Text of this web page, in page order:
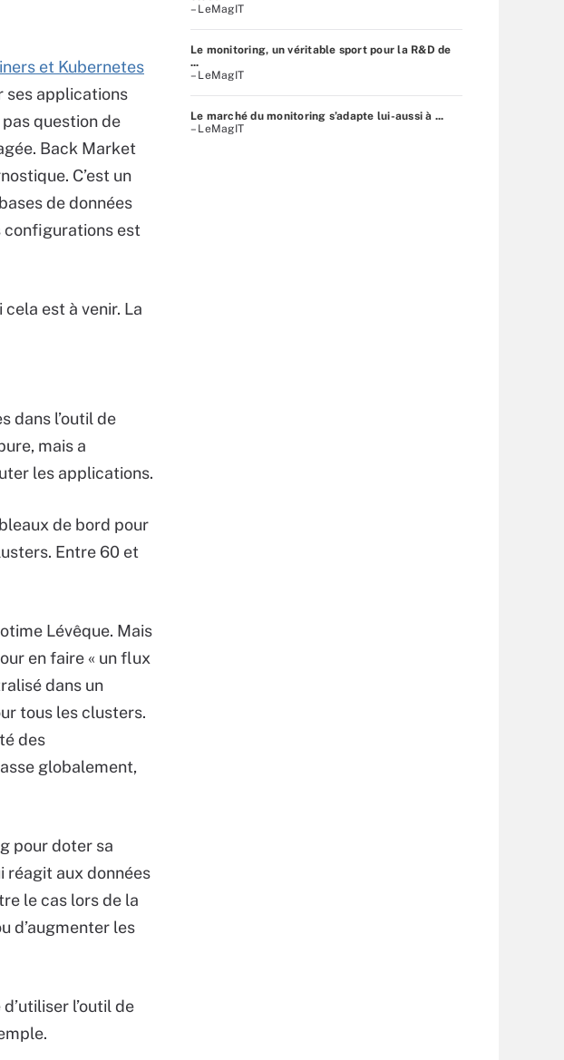
et Kubernetes
ses applications
pas question de
Back Market
C’est un
de données
configurations est
est à venir. La
dans l’outil de
mais a
les applications.
de bord pour
Entre 60 et
Lévêque. Mais
en faire « un flux
dans un
tous les clusters.
des
globalement,
pour doter sa
réagit aux données
le cas lors de la
d’augmenter les
l’outil de
– LeMagIT
Le monitoring, un véritable sport pour la R&D de
...
– LeMagIT
Le marché du monitoring s’adapte lui-aussi à ...
– LeMagIT